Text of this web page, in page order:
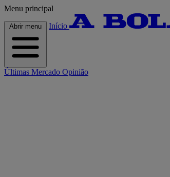
Menu principal
Abrir menu Início
Últimas Mercado Opinião